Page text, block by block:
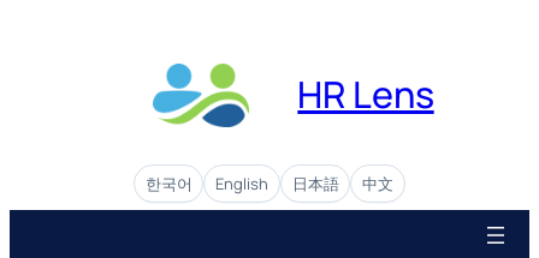
가
HR Lens
한국어 English 日本語 中文